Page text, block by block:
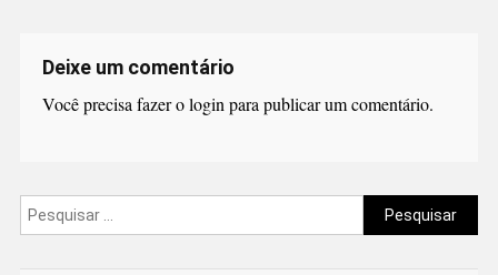
Deixe um comentário
Você precisa fazer ologin para publicar um comentário.
Pesquisar
por: